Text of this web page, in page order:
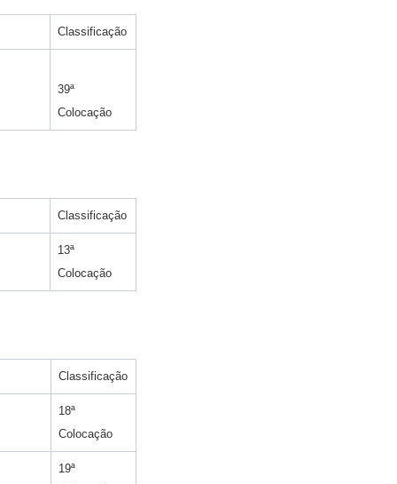
Classificação
39ª
Colocação
Classificação
13ª
Colocação
Classificação
18ª
Colocação
19ª